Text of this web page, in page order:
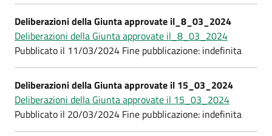
Deliberazioni della Giunta approvate il_8_03_2024
Deliberazioni della Giunta approvate il_8_03_2024
Pubblicato il 11/03/2024 Fine pubblicazione: indefinita
Deliberazioni della Giunta approvate il 15_03_2024
Deliberazioni della Giunta approvate il 15_03_2024
Pubblicato il 20/03/2024 Fine pubblicazione: indefinita